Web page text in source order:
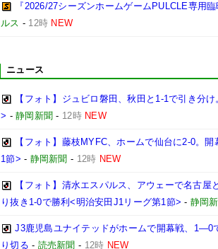
『2026/27シーズンホームゲームPULCLE専用
ルス - 12時 NEW
ニュース
【フォト】ジュビロ磐田、秋田と1-1で引き分
> -静岡新聞 - 12時 NEW
【フォト】藤枝MYFC、ホームで仙台に2-0。
1節> - 静岡新聞 - 12時 NEW
【フォト】清水エスパルス、アウェーで名古
り抜き1-0で勝利<明治安田J1リーグ第1節> - 静岡
J3鹿児島ユナイテッドがホームで開幕戦、
り切る - 読売新聞 - 12時 NEW